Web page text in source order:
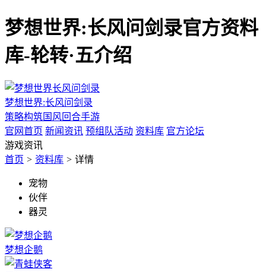
梦想世界:长风问剑录官方资料
库-轮转·五介绍
梦想世界:长风问剑录
策略构筑国风回合手游
官网首页 新闻资讯 预组队活动 资料库 官方论坛
游戏资讯
首页 > 资料库 > 详情
宠物
伙伴
器灵
梦想企鹅